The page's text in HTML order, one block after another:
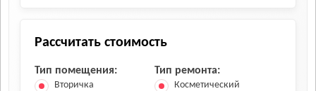
Рассчитать стоимость
Тип помещения:
Вторичка
Тип ремонта:
Косметический